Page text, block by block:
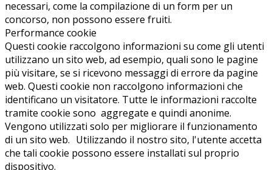
necessari, come la compilazione di un form per un
concorso, non possono essere fruiti.
Performance cookie
Questi cookie raccolgono informazioni su come gli utenti
utilizzano un sito web, ad esempio, quali sono le pagine
più visitare, se si ricevono messaggi di errore da pagine
web. Questi cookie non raccolgono informazioni che
identificano un visitatore. Tutte le informazioni raccolte
tramite cookie sono aggregate e quindi anonime.
Vengono utilizzati solo per migliorare il funzionamento
di un sito web. Utilizzando il nostro sito, l'utente accetta
che tali cookie possono essere installati sul proprio
dispositivo.